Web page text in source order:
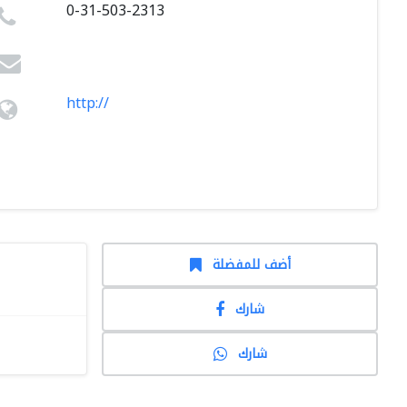
0-31-503-2313
http://
أضف للمفضلة
شارك
شارك